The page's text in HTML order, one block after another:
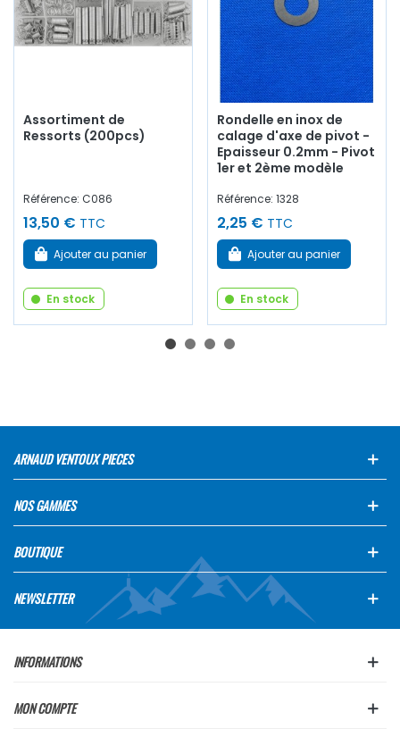
Assortiment de
Ressorts (200pcs)
Référence: C086
13,50 € TTC
Ajouter au panier
En stock
Rondelle en inox de
calage d'axe de pivot -
Epaisseur 0.2mm - Pivot
1er et 2ème modèle
Référence: 1328
2,25 € TTC
Ajouter au panier
En stock
ARNAUD VENTOUX PIECES
NOS GAMMES
BOUTIQUE
NEWSLETTER
INFORMATIONS
MON COMPTE